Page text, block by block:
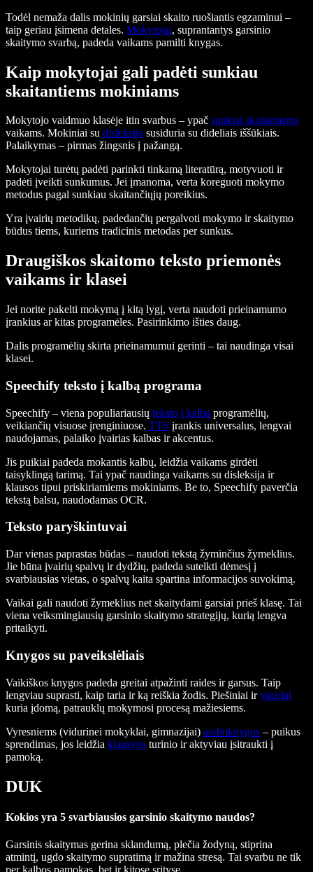
Todėl nemaža dalis mokinių garsiai skaito ruošiantis egzaminui –
taip geriau įsimena detales. Mokytojai, suprantantys garsinio
skaitymo svarbą, padeda vaikams pamilti knygas.
Kaip mokytojai gali padėti sunkiau
skaitantiems mokiniams
Mokytojo vaidmuo klasėje itin svarbus – ypač sunkiai skaitantiems
vaikams. Mokiniai su disleksija susiduria su dideliais iššūkiais.
Palaikymas – pirmas žingsnis į pažangą.
Mokytojai turėtų padėti parinkti tinkamą literatūrą, motyvuoti ir
padėti įveikti sunkumus. Jei įmanoma, verta koreguoti mokymo
metodus pagal sunkiau skaitančiųjų poreikius.
Yra įvairių metodikų, padedančių pergalvoti mokymo ir skaitymo
būdus tiems, kuriems tradicinis metodas per sunkus.
Draugiškos skaitomo teksto priemonės
vaikams ir klasei
Jei norite pakelti mokymą į kitą lygį, verta naudoti prieinamumo
įrankius ar kitas programėles. Pasirinkimo išties daug.
Dalis programėlių skirta prieinamumui gerinti – tai naudinga visai
klasei.
Speechify teksto į kalbą programa
Speechify – viena populiariausių teksto į kalbą programėlių,
veikiančių visuose įrenginiuose. TTS įrankis universalus, lengvai
naudojamas, palaiko įvairias kalbas ir akcentus.
Jis puikiai padeda mokantis kalbų, leidžia vaikams girdėti
taisyklingą tarimą. Tai ypač naudinga vaikams su disleksija ir
klausos tipui priskiriamiems mokiniams. Be to, Speechify paverčia
tekstą balsu, naudodamas OCR.
Teksto paryškintuvai
Dar vienas paprastas būdas – naudoti tekstą žyminčius žymeklius.
Jie būna įvairių spalvų ir dydžių, padeda sutelkti dėmesį į
svarbiausias vietas, o spalvų kaita spartina informacijos suvokimą.
Vaikai gali naudoti žymeklius net skaitydami garsiai prieš klasę. Tai
viena veiksmingiausių garsinio skaitymo strategijų, kurią lengva
pritaikyti.
Knygos su paveikslėliais
Vaikiškos knygos padeda greitai atpažinti raides ir garsus. Taip
lengviau suprasti, kaip taria ir ką reiškia žodis. Piešiniai irvaizdai
kuria įdomą, patrauklų mokymosi procesą mažiesiems.
Vyresniems (vidurinei mokyklai, gimnazijai) audioknygos – puikus
sprendimas, jos leidžia klausytis turinio ir aktyviau įsitraukti į
pamoką.
DUK
Kokios yra 5 svarbiausios garsinio skaitymo naudos?
Garsinis skaitymas gerina sklandumą, plečia žodyną, stiprina
atmintį, ugdo skaitymo supratimą ir mažina stresą. Tai svarbu ne tik
per kalbos pamokas, bet ir kitose srityse.